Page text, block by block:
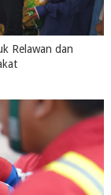
Relawan dan